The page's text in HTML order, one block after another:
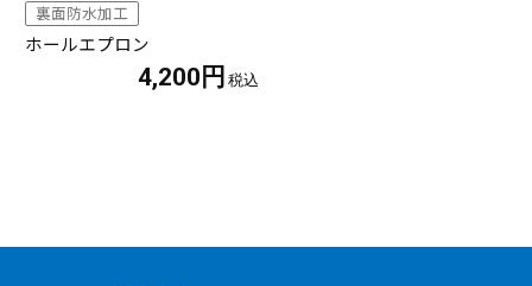
裏面防水加工
ホールエプロン
4,200円